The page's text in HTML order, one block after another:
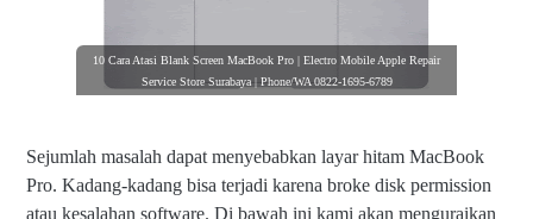
10 Cara Atasi Blank Screen MacBook Pro | Electro Mobile Apple Repair
Service Store Surabaya | Phone/WA 0822-1695-6789
Sejumlah masalah dapat menyebabkan layar hitam MacBook
Pro. Kadang-kadang bisa terjadi karena broke disk permission
atau kesalahan software. Di bawah ini kami akan menguraikan